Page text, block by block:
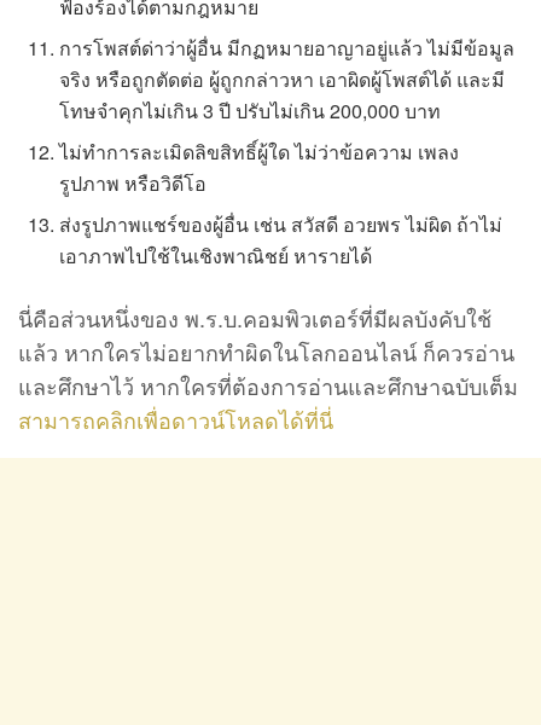
ฟ้องร้องได้ตามกฎหมาย
การโพสต์ด่าว่าผู้อื่น มีกฏหมายอาญาอยู่แล้ว ไม่มีข้อมูล
จริง หรือถูกตัดต่อ ผู้ถูกกล่าวหา เอาผิดผู้โพสต์ได้ และมี
โทษจำคุกไม่เกิน 3 ปี ปรับไม่เกิน 200,000 บาท
ไม่ทำการละเมิดลิขสิทธิ์ผู้ใด ไม่ว่าข้อความ เพลง
รูปภาพ หรือวิดีโอ
ส่งรูปภาพแชร์ของผู้อื่น เช่น สวัสดี อวยพร ไม่ผิด ถ้าไม่
เอาภาพไปใช้ในเชิงพาณิชย์ หารายได้
นี่คือส่วนหนึ่งของ พ.ร.บ.คอมพิวเตอร์ที่มีผลบังคับใช้
แล้ว หากใครไม่อยากทำผิดในโลกออนไลน์ ก็ควรอ่าน
และศึกษาไว้ หากใครที่ต้องการอ่านและศึกษาฉบับเต็ม
สามารถคลิกเพื่อดาวน์โหลดได้ที่นี่